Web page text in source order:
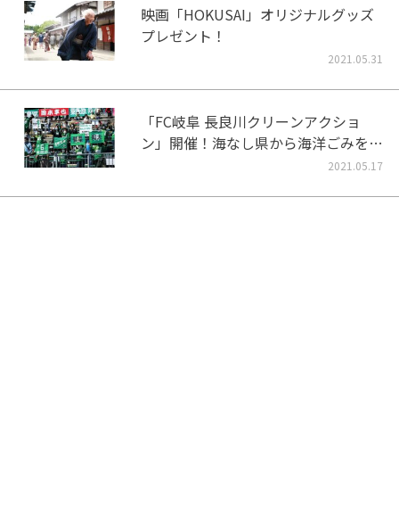
映画「HOKUSAI」オリジナルグッズ
プレゼント！
2021.05.31
「FC岐阜 長良川クリーンアクショ
ン」開催！海なし県から海洋ごみをな
2021.05.17